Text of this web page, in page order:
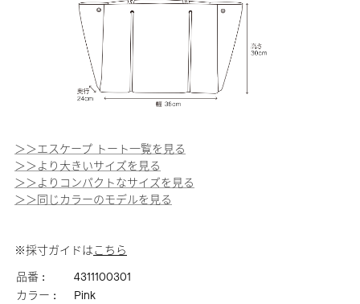
＞＞エスケープ トート一覧を見る
＞＞より大きいサイズを見る
＞＞よりコンパクトなサイズを見る
＞＞同じカラーのモデルを見る
※採寸ガイドはこちら
品番 :
4311100301
カラー :
Pink